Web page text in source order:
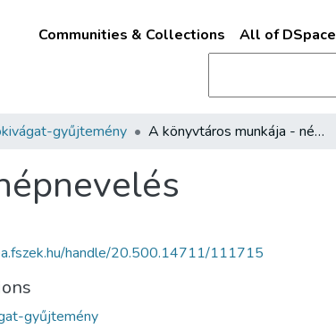
Communities & Collections All of DSpace
gyűjtemény A könyvtáros munkája - népnevelés
handle/20.500.14711/111715
gyűjtemény